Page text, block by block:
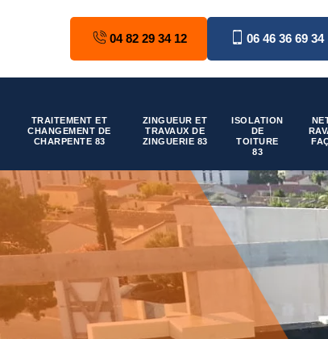
04 82 29 34 12 06 46 36 69 34
TRAITEMENT ET
CHANGEMENT DE
CHARPENTE 83
ZINGUEUR ET
TRAVAUX DE
ZINGUERIE 83
ISOLATION
DE
TOITURE
83